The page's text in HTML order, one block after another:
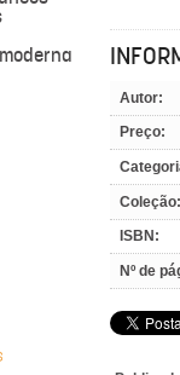
Autor:
Preço:
Coleção:
ISBN:
Nº de